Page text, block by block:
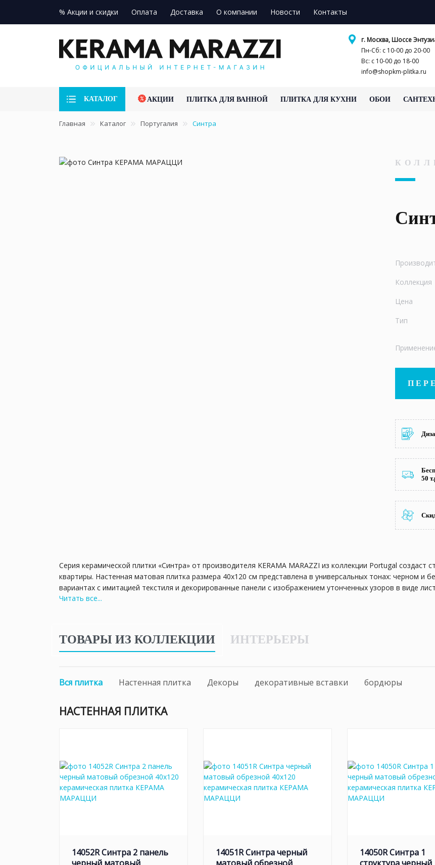
% Акции и скидки Оплата Доставка О компании Новости Контакты
г. Москва, Шоссе
Пн-Сб: с 10-00 до 20-00
Вс: с 10-00 до 18-00
info@shopkm-plitka.ru
КАТАЛОГ АКЦИИ ПЛИТКА ДЛЯ ВАННОЙ ПЛИТКА ДЛЯ КУХНИ ОБОИ
Главная Каталог Португалия Синтра
Коллекция
Цена
Тип
50
Серия керамической плитки «Синтра» от производителя KERAMA MARAZZI из коллекции Portugal
квартиры. Настенная матовая плитка размера 40х120 см представлена в универсальных тонах: черном и
вариантах с имитацией текстиля и декорированные панели с изображением утонченных узоров в виде
подчеркнуты сверкающим металлическим составом являются главным украшением коллекции.
Очаровательный город Синтра расположился среди великолепных, живописных холмов и многовековых
разнообразия исторических достопримечательностей и величественных сооружений. Каждый турист,
Читать все...
ТОВАРЫ ИЗ КОЛЛЕКЦИИ ИНТЕРЬЕРЫ
Вся плитка Настенная плитка Декоры декоративные вставки бордюры
НАСТЕННАЯ ПЛИТКА
14052R Синтра 2 панель
14051R Синтра черный
14050R Синтра 1